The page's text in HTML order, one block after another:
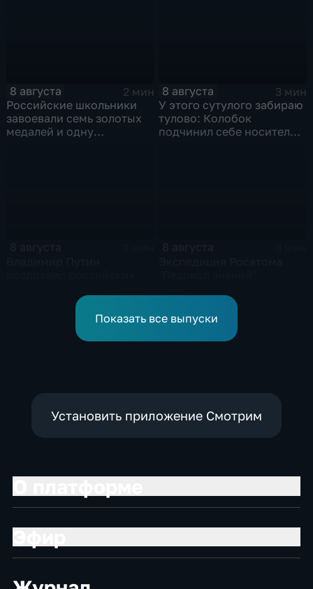
8 августа
2 мин
Российские школьники
завоевали семь золотых
медалей и одну
8 августа
3 мин
У этого сутулого забираю
тулово: Колобок
подчинил себе носителя в
физкультурников с
профессиональнымПоказать все выпуски
Установить приложение Смотрим